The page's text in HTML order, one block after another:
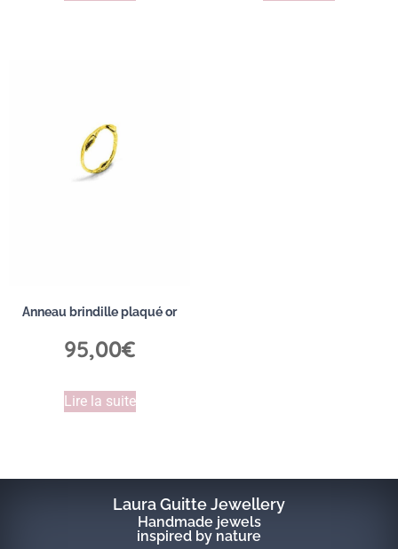
Anneau brindille plaqué or
95,00€
Lire la suite
Laura Guitte Jewellery
Handmade jewels
inspired by nature